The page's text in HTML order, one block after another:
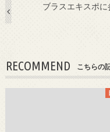
ブラスエキスポに
RECOMMEND こちらの